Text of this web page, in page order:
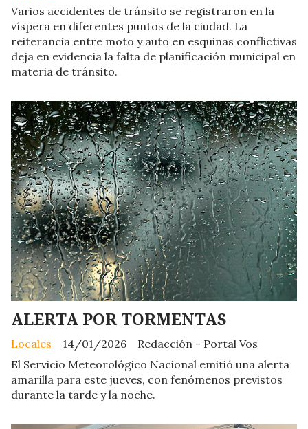
Varios accidentes de tránsito se registraron en la
víspera en diferentes puntos de la ciudad. La
reiterancia entre moto y auto en esquinas conflictivas
deja en evidencia la falta de planificación municipal en
materia de tránsito.
ALERTA POR TORMENTAS
Redacción - Portal Vos
Locales
14/01/2026
El Servicio Meteorológico Nacional emitió una alerta
amarilla para este jueves, con fenómenos previstos
durante la tarde y la noche.